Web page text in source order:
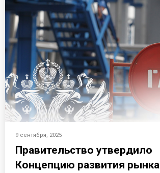
9 сентября, 2025
Правительство утвердило
Концепцию развития рынка